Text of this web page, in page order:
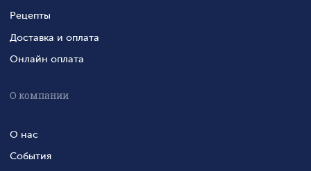
Рецепты
Доставка и оплата
Онлайн оплата
О компании
О нас
События